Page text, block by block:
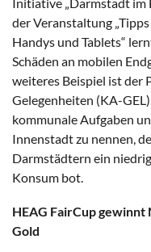
der Veranstaltung
Handys und Tablets“
Schäden an mobilen
weiteres Beispiel ist der
Gelegenheiten (KA-
kommunale Aufgaben
Innenstadt zu nennen,
Darmstädtern ein
Konsum bot.
HEAG FairCup gewinnt
Gold